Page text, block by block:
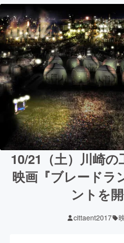
10/21（土）川崎
映画『ブレードラ
ントを開
cittaent2017